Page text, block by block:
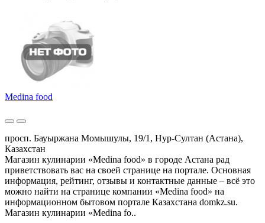
Medina food
просп. Бауыржана Момышулы, 19/1, Нур-Султан (Астана),
Казахстан
Магазин кулинарии «Medina food» в городе Астана рад
приветствовать вас на своей странице на портале. Основная
информация, рейтинг, отзывы и контактные данные – всё это
можно найти на странице компании «Medina food» на
информационном бытовом портале Казахстана domkz.su.
Магазин кулинарии «Medina fo..